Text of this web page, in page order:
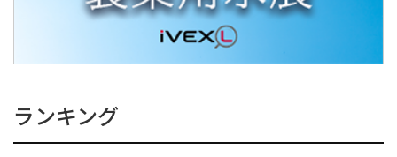
ランキング